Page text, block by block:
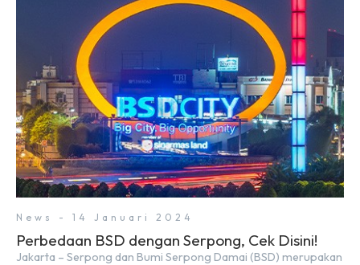
menghadapi 2024, kondisi ekonomi global maupun nasional
dapat memengaruhi pertimbangan masyarakat untuk
membeli rumah maupun investasi di sektor […]
News - 14 Januari 2024
Perbedaan BSD dengan Serpong, Cek Disini!
Jakarta – Serpong dan Bumi Serpong Damai (BSD) merupakan